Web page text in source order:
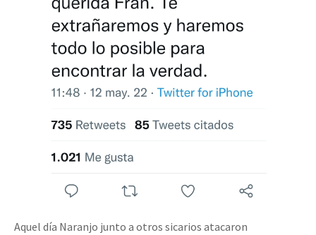
Aquel día Naranjo junto a otros sicarios atacaron